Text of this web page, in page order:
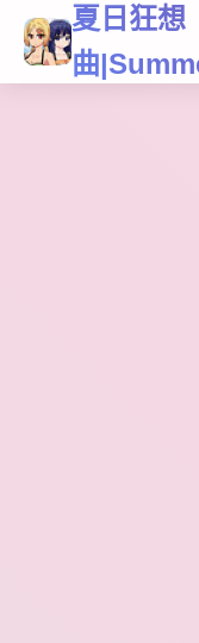
夏日狂想
曲